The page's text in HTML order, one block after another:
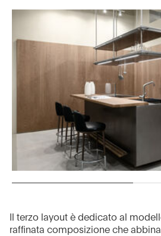
Il terzo layout è dedicato al
raffinata composizione che